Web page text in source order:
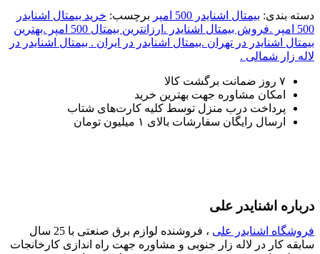
دسته بندی: بیمتال اشنایدر 500 امپر برچسب: خرید بیمتال اشنایدر
500 امپر .فروش بیمتال اشنایدر .ارزانترین بیمتال 500 امپر .بهترین
بیمتال اشنایدر در تهران .بیمتال اشنایدر در ایران . بیمتال اشنایدر در
لاله زار شمالی .
۷ روز ضمانت برگشت کالا
امکان مشاوره جهت بهترین خرید
پرداخت درب منزل توسط کلیه کارت‌های شتاب
ارسال رایگان سفارشات بالای ۱ میلیون تومان
درباره اشنایدر علی
فروشگاه اشنایدر علی
، فروشنده لوازم برق صنعتی با 25 سال
سابقه کار در لاله زار جنوبی و مشاوره جهت راه اندازی کارخانجات